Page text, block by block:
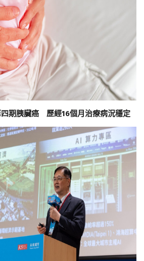
四期胰臟癌 歷經16個月治療病況穩定